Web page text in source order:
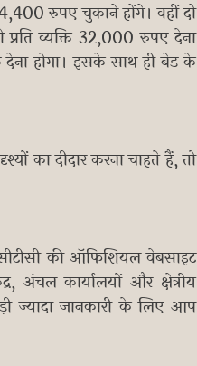
रुपए चुकाने होंगे। वहीं दो
व्यक्ति 32,000 रुपए देना
होगा। इसके साथ ही बेड के
का दीदार करना चाहते हैं, तो
की ऑफिशियल वेबसाइट
अंचल कार्यालयों और क्षेत्रीय
ज्यादा जानकारी के लिए आप